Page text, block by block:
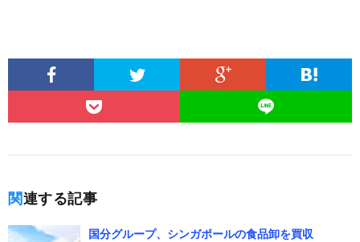
関連する記事
国分グループ、シンガポールの食品卸を買収